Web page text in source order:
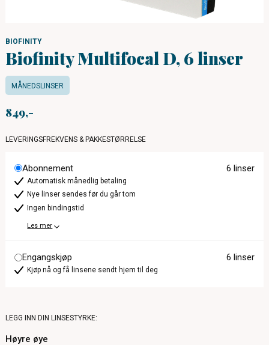
BIOFINITY
Biofinity Multifocal D, 6 linser
MÅNEDSLINSER
849
LEVERINGSFREKVENS & PAKKESTØRRELSE
Abonnement 6 linser
Automatisk månedlig betaling
Nye linser sendes før du går tom
Ingen bindingstid
Les mer
Engangskjøp 6 linser
Kjøp nå og få linsene sendt hjem til deg
LEGG INN DIN LINSESTYRKE:
Høyre øye